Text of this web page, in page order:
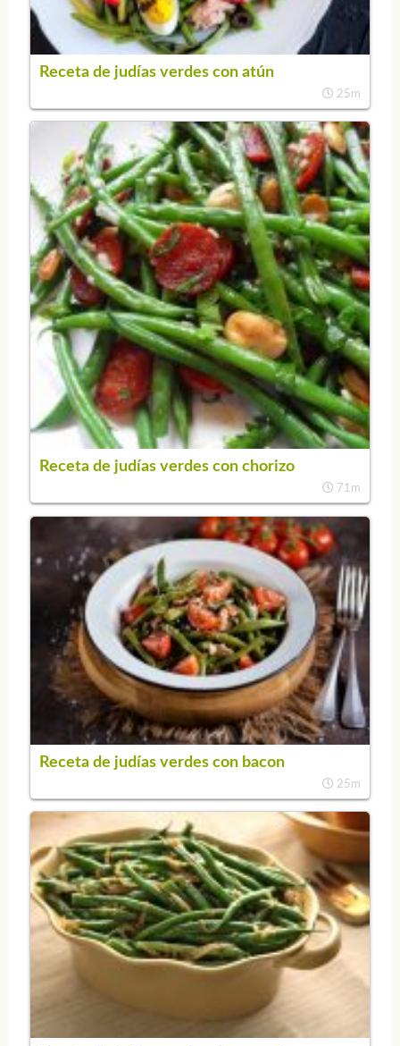
Receta de judías verdes con atún
25m
Receta de judías verdes con chorizo
71m
Receta de judías verdes con bacon
25m